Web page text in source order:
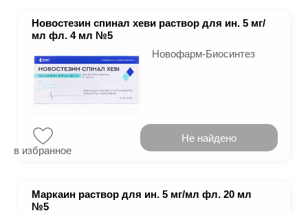
Новостезин спинал хеви раствор для ин. 5 мг/
мл фл. 4 мл №5
Новофарм-Биосинтез
в избранное
Не найдено
Маркаин раствор для ин. 5 мг/мл фл. 20 мл
№5